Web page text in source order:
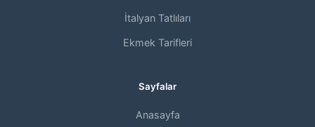
İtalyan Tatlıları
Ekmek Tarifleri
Sayfalar
Anasayfa